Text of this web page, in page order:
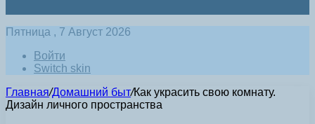
Пятница , 7 Август 2026
Войти
Switch skin
Главная/Домашний быт/Как украсить свою комнату.
Дизайн личного пространства